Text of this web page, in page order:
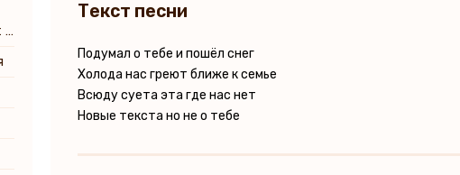
Елена Есенина, DJ Aristocrat - Я твой полёт
Текст песни
Подумал о тебе и пошёл снег
Холода нас греют ближе к семье
Всюду суета эта где нас нет
Новые текста но не о тебе